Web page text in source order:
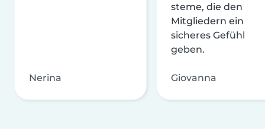
Nerina
steme, die den
Mitgliedern ein
sicheres Gefühl
geben.
Giovanna